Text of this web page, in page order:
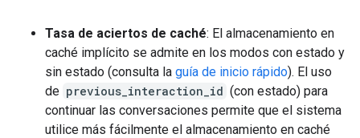
Tasa de aciertos de caché: El almacenamiento en
caché implícito se admite en los modos con estado y
sin estado (consulta la guía de inicio rápido). El uso
de previous_interaction_id (con estado) para
continuar las conversaciones permite que el sistema
utilice más fácilmente el almacenamiento en caché